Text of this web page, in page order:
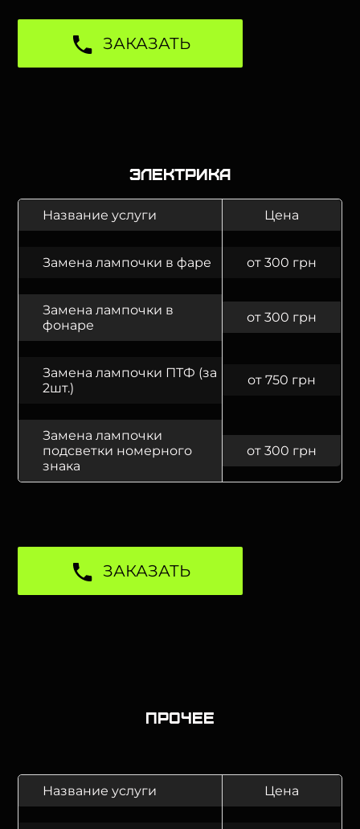
ЗАКАЗАТЬ
Электрика
Название услуги Цена
Замена лампочки в фаре от 300 грн
Замена лампочки в
фонаре
от 300 грн
Замена лампочки ПТФ (за
2шт.)
от 750 грн
Замена лампочки
подсветки номерного
знака
от 300 грн
ЗАКАЗАТЬ
Прочее
Название услуги Цена